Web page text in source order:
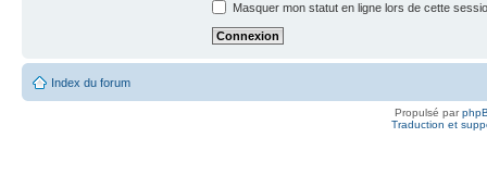
Masquer mon statut en ligne lors de cette
Index du forum
Propulsé par
Traduction et